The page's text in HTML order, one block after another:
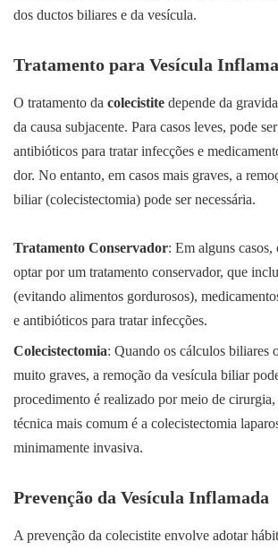
dos ductos biliares e da vesícula.
Tratamento para Vesícula
O tratamento da colecistite depende da
da causa subjacente. Para casos leves, pode
antibióticos para tratar infecções e
dor. No entanto, em casos mais graves, a
biliar (colecistectomia) pode ser necessária.
Tratamento Conservador: Em alguns
optar por um tratamento conservador, que
(evitando alimentos gordurosos),
e antibióticos para tratar infecções.
Colecistectomia: Quando os cálculos biliares
muito graves, a remoção da vesícula biliar
procedimento é realizado por meio de
técnica mais comum é a colecistectomia
minimamente invasiva.
Prevenção da Vesícula Inflamada
A prevenção da colecistite envolve adotar